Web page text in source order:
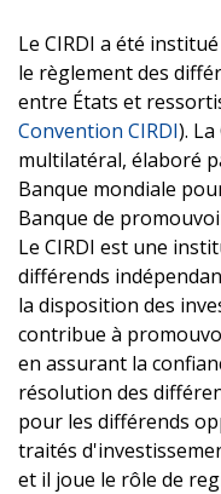
Le CIRDI a été
le règlement des
entre États et
Convention CIRDI).
multilatéral, élaboré
Banque mondiale
Banque de
Le CIRDI est une
différends
la disposition des
contribue à
en assurant la
résolution des
pour les différends
traités
et il joue le rôle de